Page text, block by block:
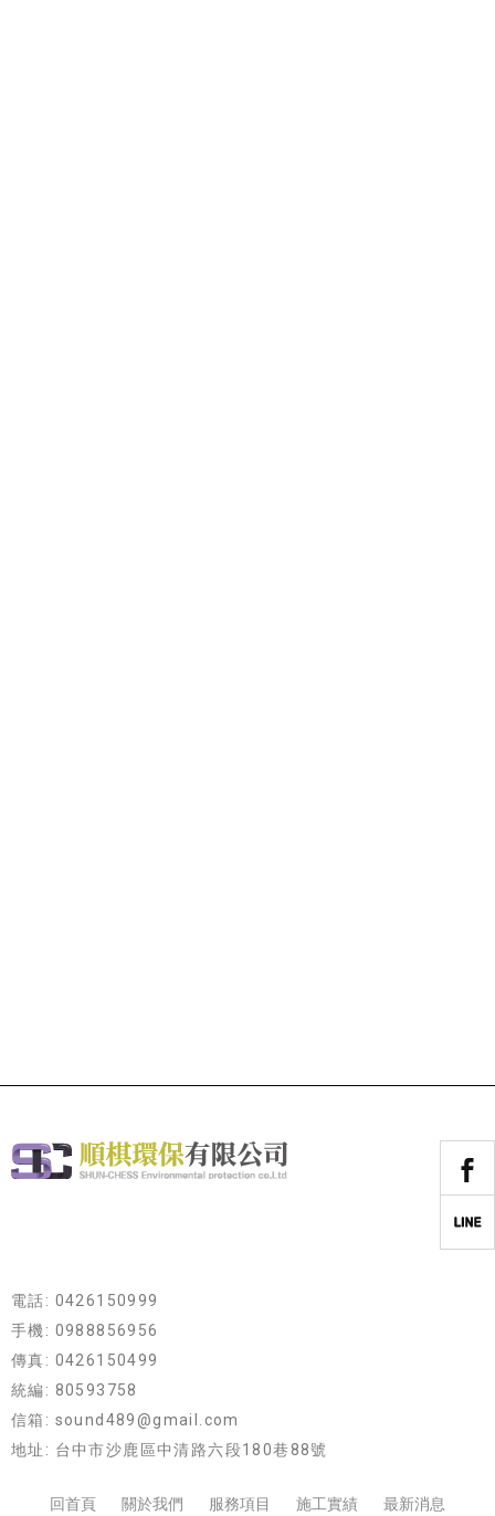
電話: 0426150999
手機: 0988856956
傳真: 0426150499
統編: 80593758
信箱: sound489@gmail.com
地址: 台中市沙鹿區中清路六段180巷88號
回首頁 關於我們 服務項目 施工實績 最新消息